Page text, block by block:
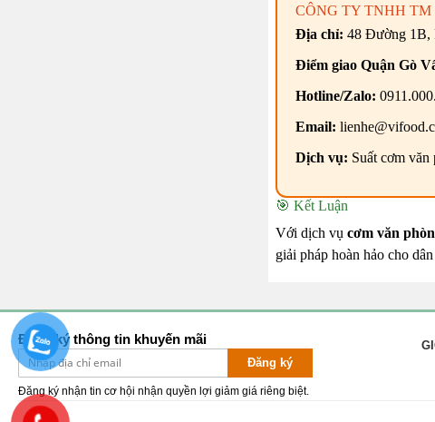
CÔNG TY TNHH
Địa chỉ: 48 Đường 1B,
Điểm giao Quận Gò
Hotline/Zalo:
Email:
Dịch vụ: Suất cơm
🎯 Kết Luận
Với dịch vụ cơm văn
giải pháp hoàn hảo cho
Đăng ký thông tin khuyến mãi
Đăng ký
Đăng ký nhận tin cơ hội nhận quyền lợi giảm giá riêng biệt.